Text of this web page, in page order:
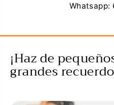
Whatsapp:
¡Haz de
grandes